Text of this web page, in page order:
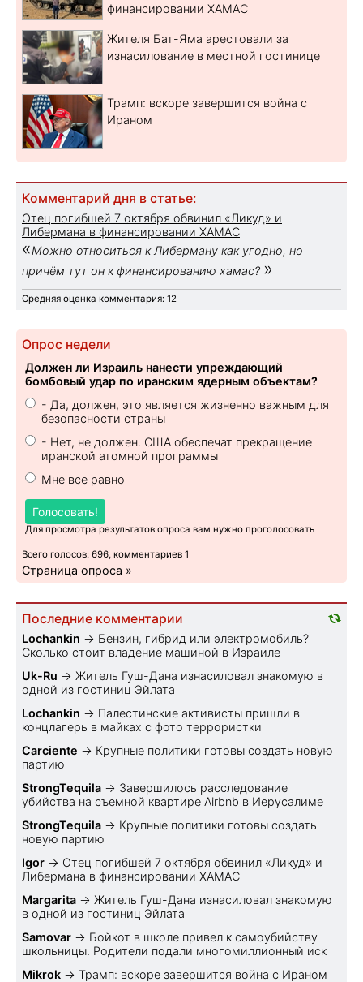
финансировании ХАМАС
Жителя Бат-Яма арестовали за
изнасилование в местной гостинице
Трамп: вскоре завершится война с
Ираном
Комментарий дня в статье:
Отец погибшей 7 октября обвинил «Ликуд» и
Либермана в финансировании ХАМАС
«Можно относиться к Либерману как угодно, но
причём тут он к финансированию хамас? »
Средняя оценка комментария: 12
Опрос недели
Должен ли Израиль нанести упреждающий
бомбовый удар по иранским ядерным объектам?
- Да, должен, это является жизненно важным для
безопасности страны
- Нет, не должен. США обеспечат прекращение
иранской атомной программы
Мне все равно
Голосовать!
Для просмотра результатов опроса вам нужно проголосовать
Всего голосов: 696, комментариев 1
Страница опроса »
Последние комментарии
Lochankin → Бензин, гибрид или электромобиль?
Cколько стоит владение машиной в Израиле
Uk-Ru → Житель Гуш-Дана изнасиловал знакомую в
одной из гостиниц Эйлата
Lochankin → Палестинские активисты пришли в
концлагерь в майках с фото террористки
Carciente → Крупные политики готовы создать новую
партию
StrongTequila → Завершилось расследование
убийства на съемной квартире Airbnb в Иерусалиме
StrongTequila → Крупные политики готовы создать
новую партию
Igor → Отец погибшей 7 октября обвинил «Ликуд» и
Либермана в финансировании ХАМАС
Margarita → Житель Гуш-Дана изнасиловал знакомую
в одной из гостиниц Эйлата
Samovar → Бойкот в школе привел к самоубийству
школьницы. Родители подали многомиллионный иск
Mikrok → Трамп: вскоре завершится война с Ираном